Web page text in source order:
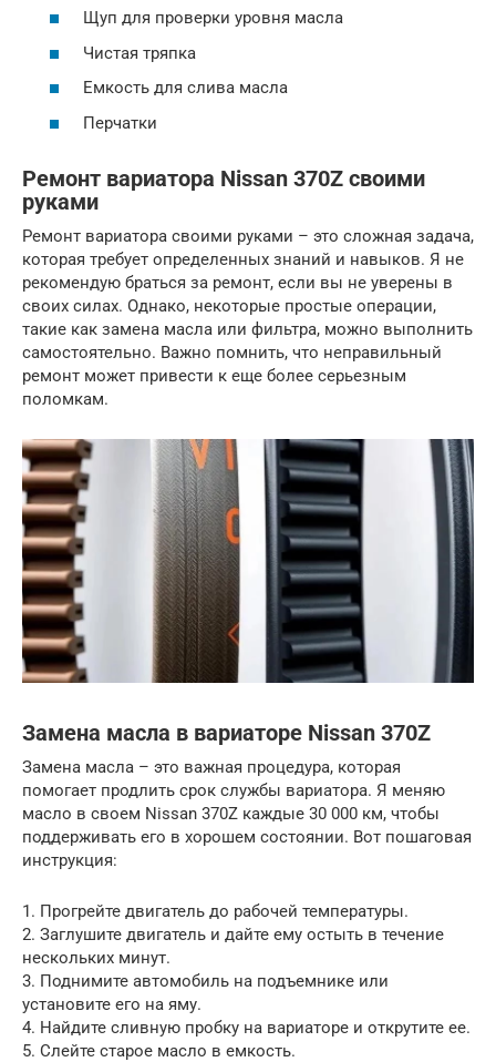
Щуп для проверки уровня масла
Чистая тряпка
Емкость для слива масла
Перчатки
Ремонт вариатора Nissan 370Z своими
руками
Ремонт вариатора своими руками – это сложная задача,
которая требует определенных знаний и навыков. Я не
рекомендую браться за ремонт, если вы не уверены в
своих силах. Однако, некоторые простые операции,
такие как замена масла или фильтра, можно выполнить
самостоятельно. Важно помнить, что неправильный
ремонт может привести к еще более серьезным
поломкам.
Замена масла в вариаторе Nissan 370Z
Замена масла – это важная процедура, которая
помогает продлить срок службы вариатора. Я меняю
масло в своем Nissan 370Z каждые 30 000 км, чтобы
поддерживать его в хорошем состоянии. Вот пошаговая
инструкция:
1. Прогрейте двигатель до рабочей температуры.
2. Заглушите двигатель и дайте ему остыть в течение
нескольких минут.
3. Поднимите автомобиль на подъемнике или
установите его на яму.
4. Найдите сливную пробку на вариаторе и открутите ее.
5. Слейте старое масло в емкость.